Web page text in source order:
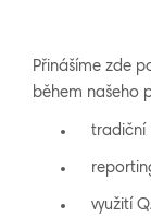
Přinášíme zde
během našeho
tradiční
využití